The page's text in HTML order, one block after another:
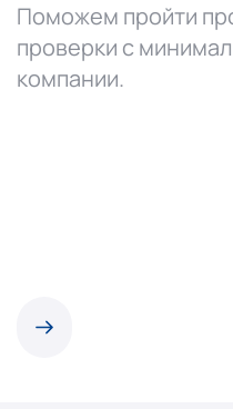
Поможем пройти
проверки с
компании.